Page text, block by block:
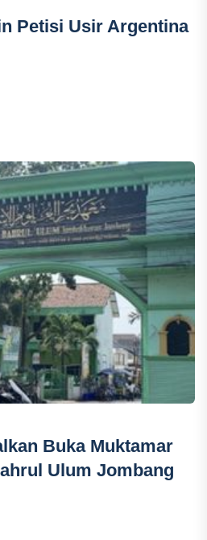
Petisi Usir Argentina
Buka Muktamar
Ulum Jombang